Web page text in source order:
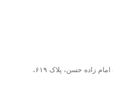
شعبه مرکزی : شاه عباسی، جنب امام زاده حسن، پلاک ۶۱۹،